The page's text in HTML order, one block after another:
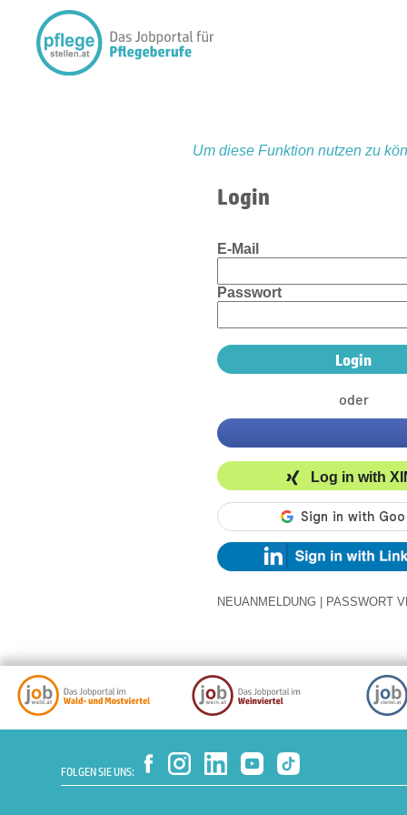
Um diese Funktion nutzen zu
Login
E-Mail
Passwort
oder
Log in with
NEUANMELDUNG PASSWORT
FOLGEN SIE UNS: